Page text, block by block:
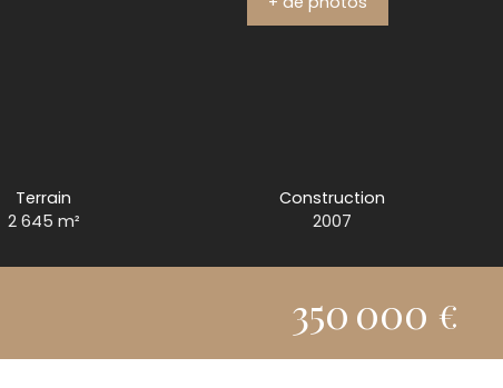
Terrain
2 645 m²
Construction
2007
350 000 €